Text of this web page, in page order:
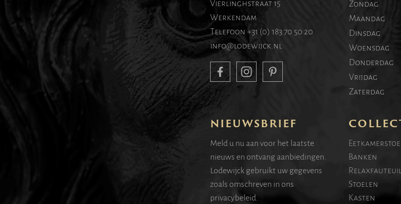
Vierlinghstraat 15
Werkendam
Telefoon +31 (0) 183 70 50 20
info@lodewijck.nl
Zondag
Maandag
Dinsdag
Woensdag
Donderdag
Vrijdag
Zaterdag
NIEUWSBRIEF
Meld u nu aan voor het laatste
nieuws en ontvang aanbiedingen.
Lodewijck gebruikt uw gegevens
zoals omschreven in ons
privacybeleid.
Banken
Stoelen
Kasten